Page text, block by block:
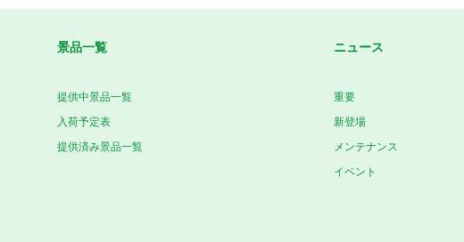
景品一覧
提供中景品一覧
入荷予定表
提供済み景品一覧
ニュース
重要
新登場
メンテナンス
イベント